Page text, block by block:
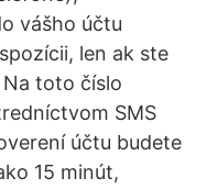
vášho účtu
len ak ste
toto číslo
SMS
účtu budete
15 minút,